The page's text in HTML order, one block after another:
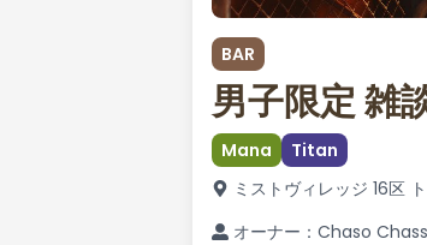
BAR
男子限定 雑
Mana Titan
ミストヴィレッジ 16区
オーナー：Chaso